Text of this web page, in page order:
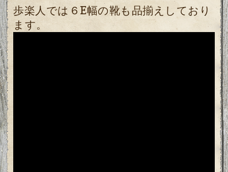
歩楽人では６E幅の靴も品揃えしており
ます。